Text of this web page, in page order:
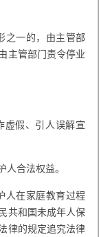
之一的，由主管部
主管部门责令停业
虚假、引人误解宣
人合法权益。
人在家庭教育过程
共和国未成年人保
律的规定追究法律